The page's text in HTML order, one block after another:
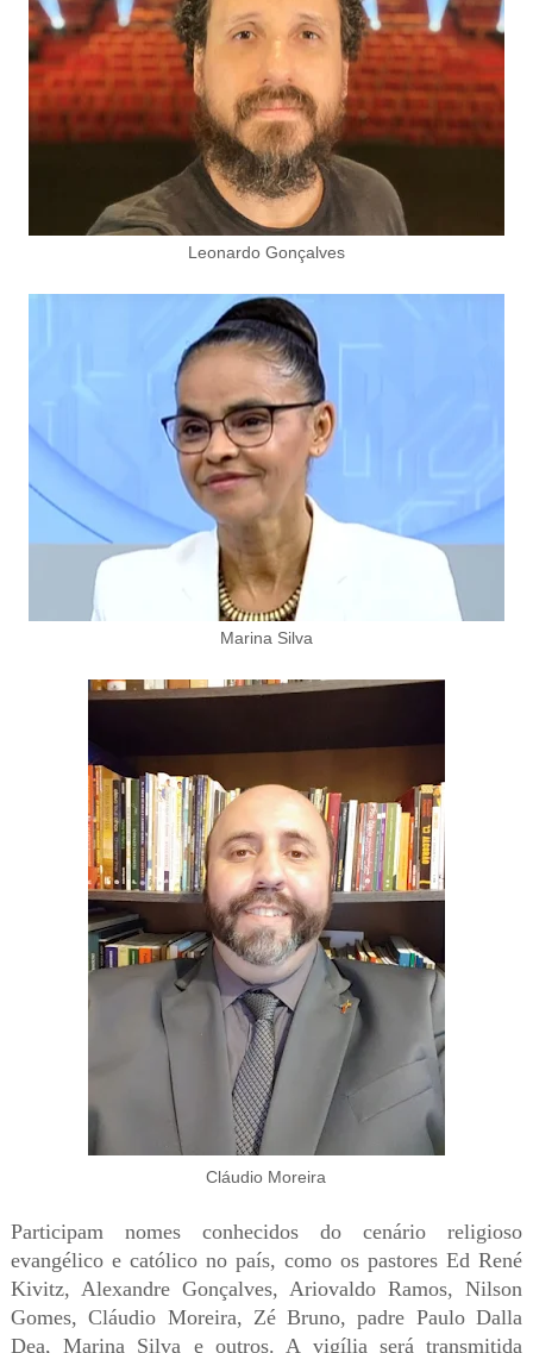
Leonardo Gonçalves
Marina Silva
Cláudio Moreira
Participam nomes conhecidos do cenário religioso
evangélico e católico no país, como os pastores Ed René
Kivitz, Alexandre Gonçalves, Ariovaldo Ramos, Nilson
Gomes, Cláudio Moreira, Zé Bruno, padre Paulo Dalla
Dea, Marina Silva e outros. A vigília será transmitida